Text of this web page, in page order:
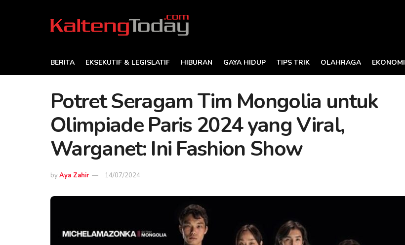
BERITA EKSEKUTIF & LEGISLATIF HIBURAN GAYA HIDUP TIPS TRIK OLAHRAGA EKONOMI
Potret Seragam Tim Mongolia untuk
Olimpiade Paris 2024 yang Viral,
Warganet: Ini Fashion Show
byAya Zahir 14/07/2024